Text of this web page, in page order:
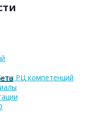
РЦ компетенций